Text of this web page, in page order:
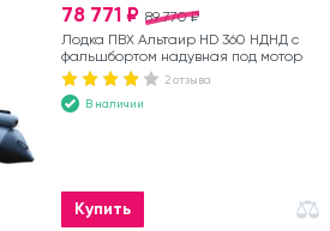
89 770 ₽
78 771 ₽
Лодка ПВХ Альтаир HD 360 НДНД с
фальшбортом надувная под мотор
2 отзыва
В наличии
Купить